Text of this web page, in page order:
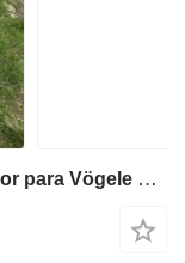
Vögele Gran complejo de esquí sensor para Vögele Super 1800-2/1900-2/2100-2 extendedora de asfalto